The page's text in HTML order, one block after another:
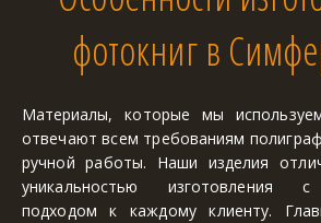
фотокниг в
Материалы, которые мы
отвечают всем требованиям
ручной работы. Наши изделия
уникальностью изготовления с
подходом к каждому клиенту.